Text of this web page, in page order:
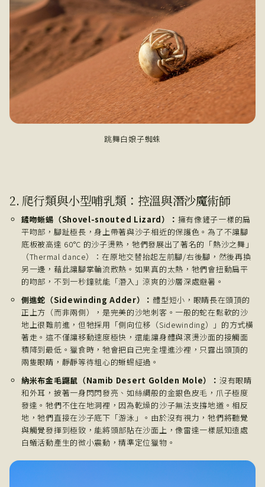
跳舞白娘子蜘蛛
2. 爬行類與小型哺乳類：控溫與潛沙魔術師
鏟吻蜥蜴（Shovel-snouted Lizard）： 擁有像鏟子一樣的扁
平吻部，腳趾極長，身上帶著與沙子相近的保護色。為了不讓腳
底板被高達 60°C 的沙子燙熟，牠們發展出了著名的「熱沙之舞」
（Thermal dance）：在原地交替抬起左前腳/右後腳，然後再換
另一邊，藉此讓腳掌輪流散熱。如果真的太熱，牠們會扭動扁平
的吻部，不到一秒鐘就能「潛入」涼爽的沙層深處避暑。
側進蛇（Sidewinding Adder）： 體型短小，眼睛長在頭頂的
正上方（而非兩側），是完美的沙地刺客。一般的蛇在鬆軟的沙
地上很難前進，但牠採用「側向位移（Sidewinding）」的方式橫
著走。這不僅讓移動速度極快，還能讓身體與滾燙沙面的接觸面
積降到最低。獵食時，牠會把自己完全埋進沙裡，只露出頭頂的
兩隻眼睛，靜靜等待粗心的蜥蜴經過。
納米布金毛鼴鼠（Namib Desert Golden Mole）： 沒有眼睛
和外耳，披著一身閃閃發亮、如絲綢般的金銀色皮毛，爪子極度
發達。牠們不住在地洞裡，因為乾燥的沙子無法支撐地道。相反
地，牠們直接在沙子底下「游泳」。由於沒有視力，牠們將聽覺
與觸覺發揮到極致，能將頭部貼在沙面上，像雷達一樣感知遠處
白蟻活動產生的微小震動，精準定位獵物。